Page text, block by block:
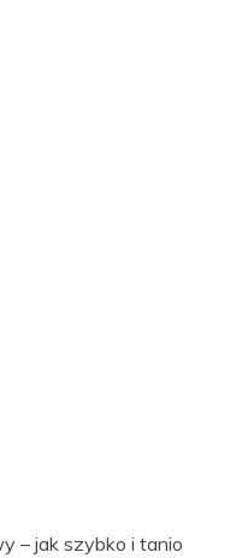
– jak szybko i tanio